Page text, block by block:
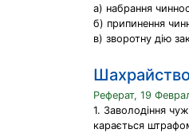
а) набрання
б) припинення
в) зворотну дію
Шахрайство
Реферат, 19
1. Заволодіння
карається